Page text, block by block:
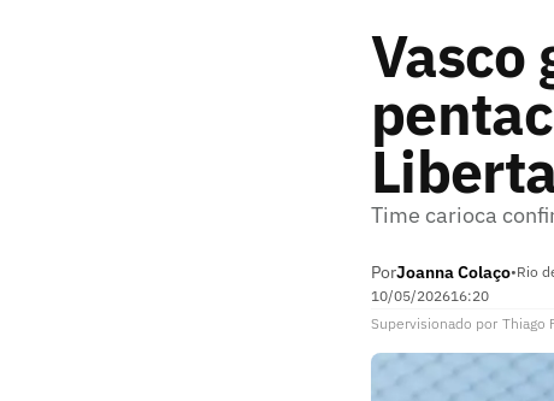
Vasco
Time carioca
PorJoanna Colaço•Rio
10/05/202616:20
Supervisionado por Thiago